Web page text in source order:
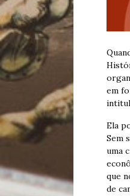
em
Ela
Sem
uma
que
de